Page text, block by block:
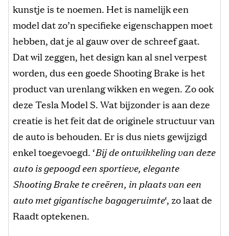
kunstje is te noemen. Het is namelijk een
model dat zo’n specifieke eigenschappen moet
hebben, dat je al gauw over de schreef gaat.
Dat wil zeggen, het design kan al snel verpest
worden, dus een goede Shooting Brake is het
product van urenlang wikken en wegen. Zo ook
deze Tesla Model S. Wat bijzonder is aan deze
creatie is het feit dat de originele structuur van
de auto is behouden. Er is dus niets gewijzigd
enkel toegevoegd. ‘Bij de ontwikkeling van deze
auto is gepoogd een sportieve, elegante
Shooting Brake te creëren, in plaats van een
auto met gigantische bagageruimte‘, zo laat de
Raadt optekenen.